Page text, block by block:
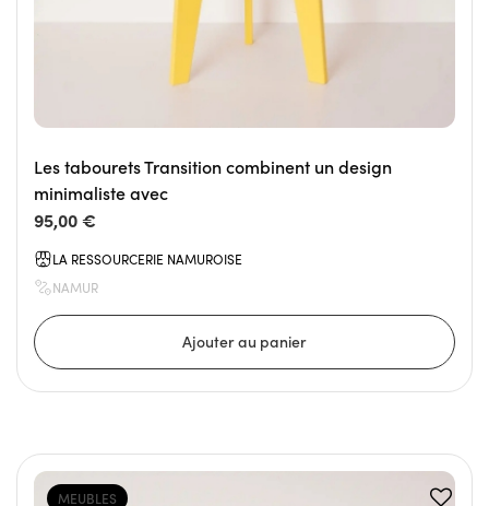
Les tabourets Transition combinent un design
minimaliste avec
95,00 €
LA RESSOURCERIE NAMUROISE
NAMUR
MEUBLES